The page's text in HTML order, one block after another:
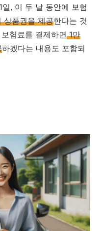
, 이 두 날 동안에 보험
상품권을 제공한다는 것
험료를 결제하면1만
하겠다는 내용도 포함되